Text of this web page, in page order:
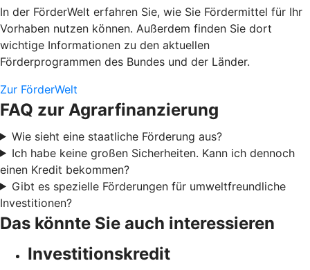
In der FörderWelt erfahren Sie, wie Sie Fördermittel für Ihr
Vorhaben nutzen können. Außerdem finden Sie dort
wichtige Informationen zu den aktuellen
Förderprogrammen des Bundes und der Länder.
Zur FörderWelt
FAQ zur Agrarfinanzierung
Wie sieht eine staatliche Förderung aus?
Ich habe keine großen Sicherheiten. Kann ich dennoch
einen Kredit bekommen?
Gibt es spezielle Förderungen für umweltfreundliche
Investitionen?
Das könnte Sie auch interessieren
Investitionskredit